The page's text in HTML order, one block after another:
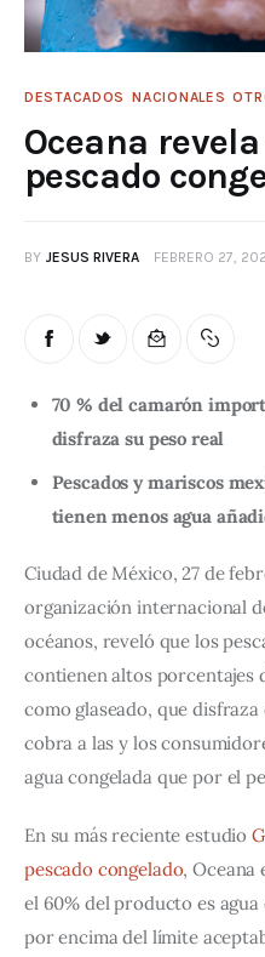
DESTACADOS NACIONALES
Oceana
pescado
BY JESUS RIVERA FEBRERO 27,
70 % del camarón
disfraza su peso real
Pescados y mariscos
tienen menos agua
Ciudad de México, 27 de
organización internacional
océanos, reveló que los
contienen altos porcentajes
como glaseado, que
cobra a las y los
agua congelada que por el
En su más reciente estudio
pescado congelado, Oceana
el 60% del producto es
por encima del límite